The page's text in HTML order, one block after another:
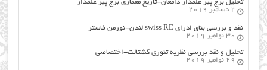
تحلیل برج پیر علمدار دامغان-تاریخ معماری برج پیر علمدار
2 دسامبر 2019
نقد و بررسی بنای ادرای swiss RE لندن-نورمن فاستر
30 نوامبر 2019
تحلیل و نقد بررسی نظریه تئوری گشتالت-اختصاصی
29 نوامبر 2019